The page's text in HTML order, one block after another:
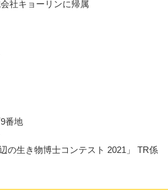
社キョーリンに帰属
番地
の生き物博士コンテスト 2021」 TR係